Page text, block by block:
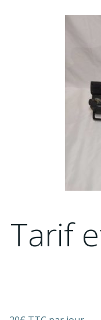
Tarif